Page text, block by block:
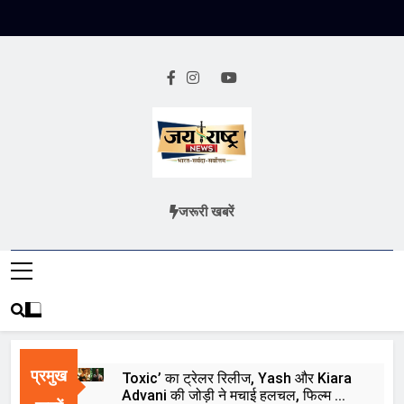
Jai Rashtra
हिंदी समाचार
जरूरी खबरें
प्रमुख
Toxic’ का ट्रेलर रिलीज, Yash और Kiara
Advani की जोड़ी ने मचाई हलचल, फिल्म को